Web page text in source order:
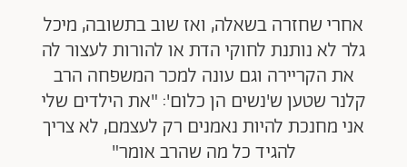
אחרי שחזרה בשאלה, ואז שוב בתשובה, מיכל
גלר לא נותנת לחוקי הדת או להורות לעצור לה
את הקריירה וגם עונה למכר המשפחה הרב
קלנר שטען ש'נשים הן כלום': "את הילדים שלי
אני מחנכת להיות נאמנים רק לעצמם, לא צריך
להגיד כל מה שהרב אומר"